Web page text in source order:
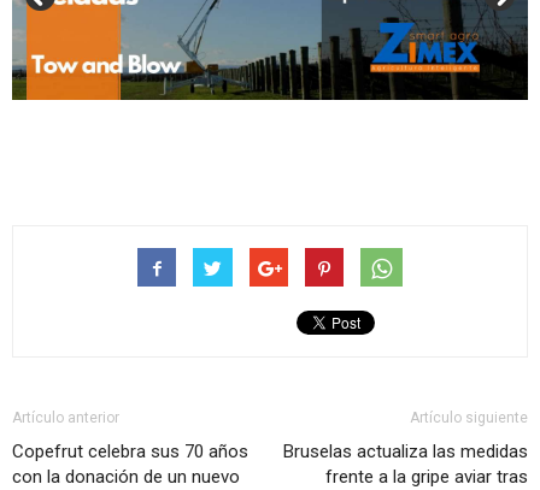
Artículo anterior
Copefrut celebra sus 70 años
con la donación de un nuevo
Artículo siguiente
Bruselas actualiza las medidas
frente a la gripe aviar tras